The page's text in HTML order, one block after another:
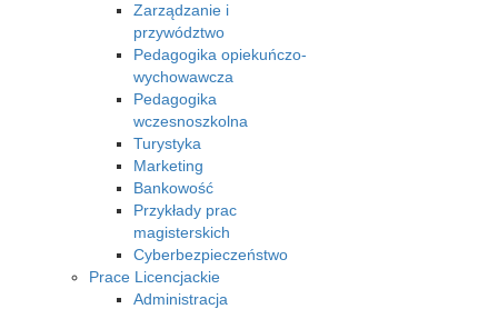
Zarządzanie i
przywództwo
Pedagogika opiekuńczo-
wychowawcza
Pedagogika
wczesnoszkolna
Turystyka
Marketing
Bankowość
Przykłady prac
magisterskich
Cyberbezpieczeństwo
Prace Licencjackie
Administracja